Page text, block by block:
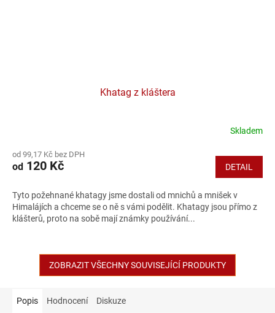
Khatag z kláštera
Skladem
od 99,17 Kč bez DPH
od 120 Kč DETAIL
Tyto požehnané khatagy jsme dostali od mnichů a mnišek v
Himalájích a chceme se o ně s vámi podělit. Khatagy jsou přímo z
klášterů, proto na sobě mají známky používání...
ZOBRAZIT VŠECHNY SOUVISEJÍCÍ PRODUKTY
Popis Hodnocení Diskuze